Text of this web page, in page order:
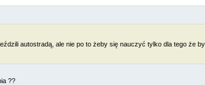
autostradą, ale nie po to żeby się nauczyć tylko dla tego że
??